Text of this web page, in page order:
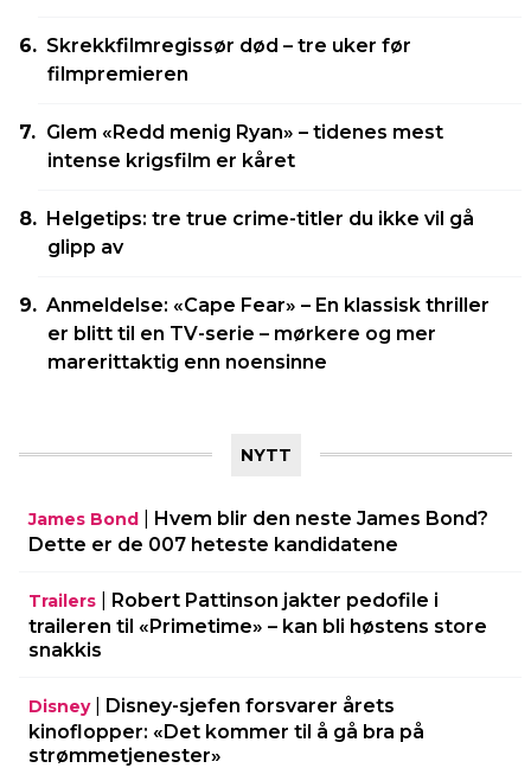
Skrekkfilmregissør død – tre uker før
filmpremieren
Glem «Redd menig Ryan» – tidenes mest
intense krigsfilm er kåret
Helgetips: tre true crime-titler du ikke vil gå
glipp av
Anmeldelse: «Cape Fear» – En klassisk thriller
er blitt til en TV-serie – mørkere og mer
marerittaktig enn noensinne
NYTT
James Bond
Hvem blir den neste James Bond?
Dette er de 007 heteste kandidatene
Trailers
Robert Pattinson jakter pedofile i
traileren til «Primetime» – kan bli høstens store
snakkis
Disney| Disney-sjefen forsvarer årets
kinoflopper: «Det kommer til å gå bra på
strømmetjenester»